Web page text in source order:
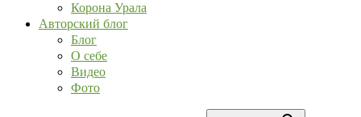
Корона Урала
Авторский блог
Блог
О себе
Видео
Фото